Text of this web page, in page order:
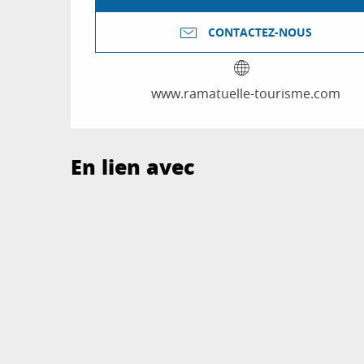
CONTACTEZ-NOUS
www.ramatuelle-tourisme.com
En lien avec